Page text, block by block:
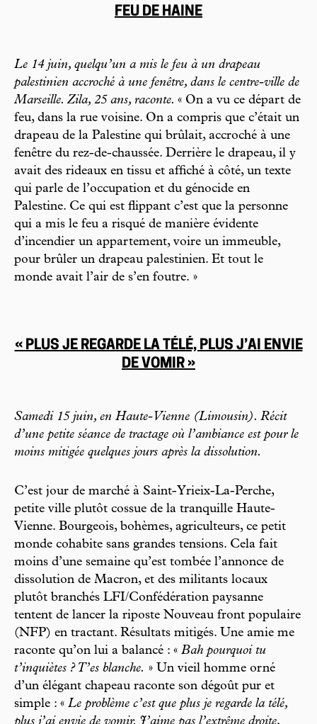
FEU DE HAINE
Le 14 juin, quelqu’un a mis le feu à un drapeau
palestinien accroché à une fenêtre, dans le centre-ville de
Marseille. Zila, 25 ans, raconte. « On a vu ce départ de
feu, dans la rue voisine. On a compris que c’était un
drapeau de la Palestine qui brûlait, accroché à une
fenêtre du rez-de-chaussée. Derrière le drapeau, il y
avait des rideaux en tissu et affiché à côté, un texte
qui parle de l’occupation et du génocide en
Palestine. Ce qui est flippant c’est que la personne
qui a mis le feu a risqué de manière évidente
d’incendier un appartement, voire un immeuble,
pour brûler un drapeau palestinien. Et tout le
monde avait l’air de s’en foutre. »
« PLUS JE REGARDE LA TÉLÉ, PLUS J’AI ENVIE
DE VOMIR »
Samedi 15 juin, en Haute-Vienne (Limousin). Récit
d’une petite séance de tractage où l’ambiance est pour le
moins mitigée quelques jours après la dissolution.
C’est jour de marché à Saint-Yrieix-La-Perche,
petite ville plutôt cossue de la tranquille Haute-
Vienne. Bourgeois, bohèmes, agriculteurs, ce petit
monde cohabite sans grandes tensions. Cela fait
moins d’une semaine qu’est tombée l’annonce de
dissolution de Macron, et des militants locaux
plutôt branchés LFI/Confédération paysanne
tentent de lancer la riposte Nouveau front populaire
(NFP) en tractant. Résultats mitigés. Une amie me
raconte qu’on lui a balancé : « Bah pourquoi tu
t’inquiètes ? T’es blanche. » Un vieil homme orné
d’un élégant chapeau raconte son dégoût pur et
simple : « Le problème c’est que plus je regarde la télé,